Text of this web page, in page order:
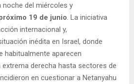
noche del miércoles y
19 de junio. La iniciativa
internacional y,
inédita en Israel, donde
habitualmente aparecen
extrema derecha hasta sectores de
en cuestionar a Netanyahu